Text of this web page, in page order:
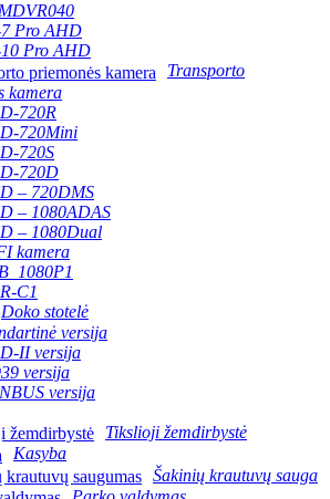
Pro AHD
Pro AHD
Transporto
kamera
720R
720Mini
720S
720D
– 720DMS
– 1080ADAS
– 1080Dual
kamera
C1
Doko stotelė
versija
II versija
versija
versija
Tikslioji žemdirbystė
Kasyba
Šakinių krautuvų sauga